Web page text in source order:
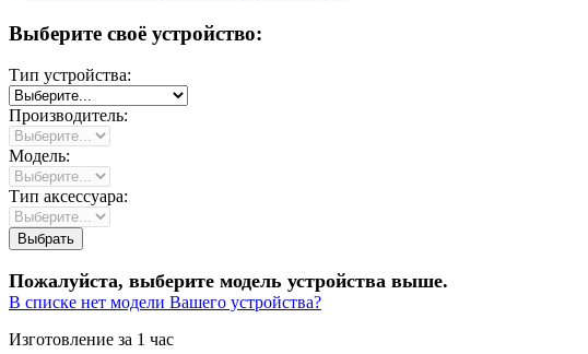
Выберите своё устройство:
Тип устройства:
Производитель:
Модель:
Тип аксессуара:
Пожалуйста, выберите модель устройства выше.
В списке нет модели Вашего устройства?
Изготовление за 1 час